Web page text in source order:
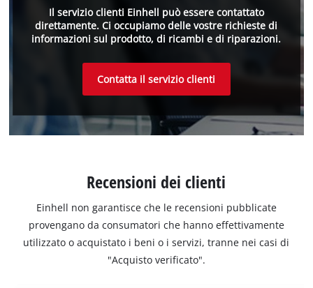
Il servizio clienti Einhell può essere contattato
direttamente. Ci occupiamo delle vostre richieste di
informazioni sul prodotto, di ricambi e di riparazioni.
Contatta il servizio clienti
Recensioni dei clienti
Einhell non garantisce che le recensioni pubblicate
provengano da consumatori che hanno effettivamente
utilizzato o acquistato i beni o i servizi, tranne nei casi di
"Acquisto verificato".